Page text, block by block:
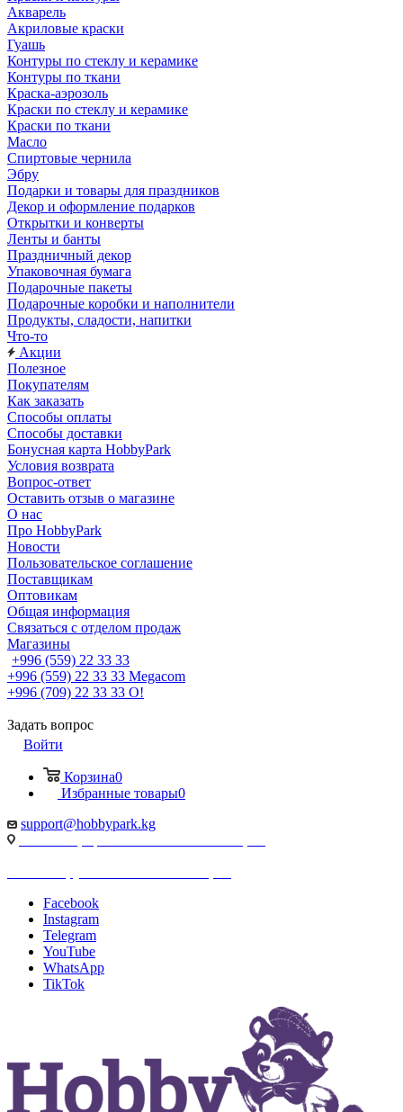
Акварель
Акриловые краски
Гуашь
Контуры по стеклу и керамике
Контуры по ткани
Краска-аэрозоль
Краски по стеклу и керамике
Краски по ткани
Масло
Спиртовые чернила
Эбру
Подарки и товары для праздников
Декор и оформление подарков
Открытки и конверты
Ленты и банты
Праздничный декор
Упаковочная бумага
Подарочные пакеты
Подарочные коробки и наполнители
Продукты, сладости, напитки
Что-то
Акции
Полезное
Покупателям
Как заказать
Способы оплаты
Способы доставки
Бонусная карта HobbyPark
Условия возврата
Вопрос-ответ
Оставить отзыв о магазине
О нас
Про HobbyPark
Новости
Пользовательское соглашение
Поставщикам
Оптовикам
Общая информация
Связаться с отделом продаж
Магазины
+996 (559) 22 33 33
+996 (559) 22 33 33 Megacom
+996 (709) 22 33 33 O!
Задать вопрос
Войти
Корзина0
Избранные товары0
support@hobbypark.kg
Facebook
Instagram
Telegram
YouTube
WhatsApp
TikTok